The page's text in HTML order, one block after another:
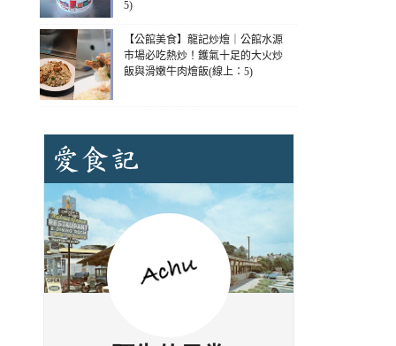
5)
【公館美食】龍記炒燴｜公館水源
市場必吃熱炒！鑊氣十足的大火炒
飯與滑嫩牛肉燴飯(線上：5)